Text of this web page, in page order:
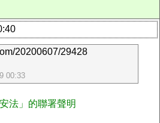
20200607/29428
00:33
法」的聯署聲明